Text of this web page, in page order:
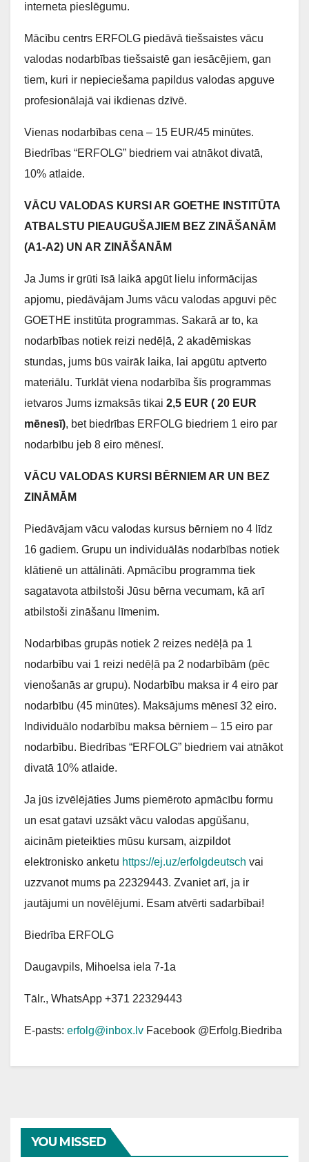
interneta pieslēgumu.
Mācību centrs ERFOLG piedāvā tiešsaistes vācu
valodas nodarbības tiešsaistē gan iesācējiem, gan
tiem, kuri ir nepieciešama papildus valodas apguve
profesionālajā vai ikdienas dzīvē.
Vienas nodarbības cena – 15 EUR/45 minūtes.
Biedrības “ERFOLG” biedriem vai atnākot divatā,
10% atlaide.
VĀCU VALODAS KURSI AR GOETHE INSTITŪTA
ATBALSTU PIEAUGUŠAJIEM BEZ ZINĀŠANĀM
(A1-A2) UN AR ZINĀŠANĀM
Ja Jums ir grūti īsā laikā apgūt lielu informācijas
apjomu, piedāvājam Jums vācu valodas apguvi pēc
GOETHE institūta programmas. Sakarā ar to, ka
nodarbības notiek reizi nedēļā, 2 akadēmiskas
stundas, jums būs vairāk laika, lai apgūtu aptverto
materiālu. Turklāt viena nodarbība šīs programmas
ietvaros Jums izmaksās tikai 2,5 EUR ( 20 EUR
mēnesī), bet biedrības ERFOLG biedriem 1 eiro par
nodarbību jeb 8 eiro mēnesī.
VĀCU VALODAS KURSI BĒRNIEM AR UN BEZ
ZINĀMĀM
Piedāvājam vācu valodas kursus bērniem no 4 līdz
16 gadiem. Grupu un individuālās nodarbības notiek
klātienē un attālināti. Apmācību programma tiek
sagatavota atbilstoši Jūsu bērna vecumam, kā arī
atbilstoši zināšanu līmenim.
Nodarbības grupās notiek 2 reizes nedēļā pa 1
nodarbību vai 1 reizi nedēļā pa 2 nodarbībām (pēc
vienošanās ar grupu). Nodarbību maksa ir 4 eiro par
nodarbību (45 minūtes). Maksājums mēnesī 32 eiro.
Individuālo nodarbību maksa bērniem – 15 eiro par
nodarbību. Biedrības “ERFOLG” biedriem vai atnākot
divatā 10% atlaide.
Ja jūs izvēlējāties Jums piemēroto apmācību formu
un esat gatavi uzsākt vācu valodas apgūšanu,
aicinām pieteikties mūsu kursam, aizpildot
elektronisko anketu https://ej.uz/erfolgdeutsch vai
uzzvanot mums pa 22329443. Zvaniet arī, ja ir
jautājumi un novēlējumi. Esam atvērti sadarbībai!
Biedrība ERFOLG
Daugavpils, Mihoelsa iela 7-1a
Tālr., WhatsApp +371 22329443
E-pasts: erfolg@inbox.lv Facebook @Erfolg.Biedriba
YOU MISSED